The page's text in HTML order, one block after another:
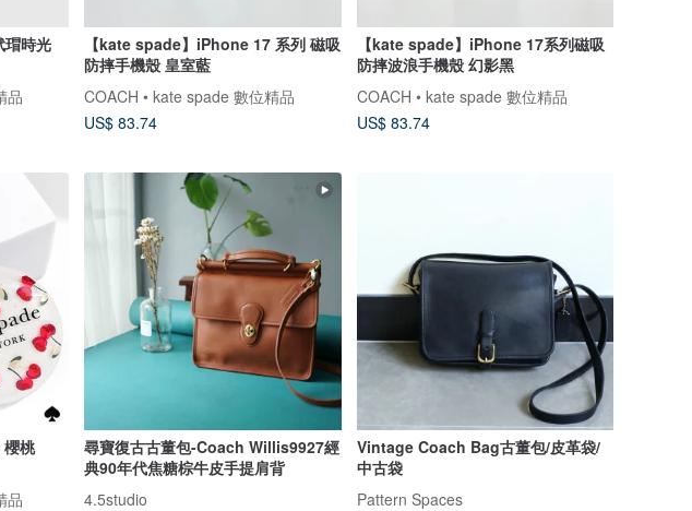
瑁時光
品
【kate spade】iPhone 17 系列 磁吸
防摔手機殼 皇室藍
COACH • kate spade 數位精品
US$ 83.74
【kate spade】iPhone 17系列磁吸
防摔波浪手機殼 幻影黑
COACH • kate spade 數位精品
US$ 83.74
桃
品
尋寶復古古董包-Coach Willis9927經
典90年代焦糖棕牛皮手提肩背
4.5studio
Vintage Coach Bag古董包/皮革袋/
中古袋
Pattern Spaces